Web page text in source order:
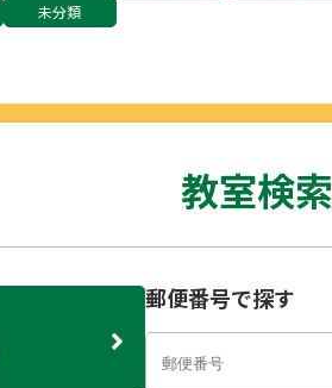
未分類
教室検索
郵便番号で探す